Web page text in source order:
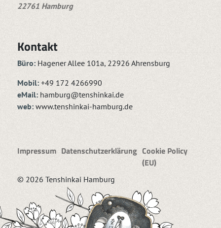
22761 Hamburg
Kontakt
Büro: Hagener Allee 101a, 22926 Ahrensburg
Mobil: +49 172 4266990
eMail: hamburg@tenshinkai.de
web: www.tenshinkai-hamburg.de
Impressum Datenschutzerklärung Cookie Policy
(EU)
© 2026 Tenshinkai Hamburg